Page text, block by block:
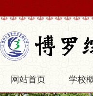
网站首页 学校